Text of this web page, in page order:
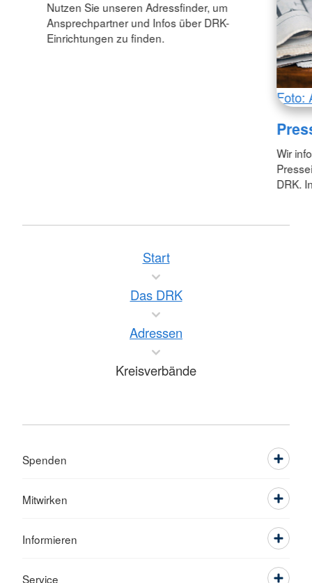
Nutzen Sie unseren Adressfinder, um
Ansprechpartner und Infos über DRK-
Einrichtungen zu finden.
Foto:
Wir
DRK.
Start
Das DRK
Adressen
Kreisverbände
Spenden
Mitwirken
Informieren
Service